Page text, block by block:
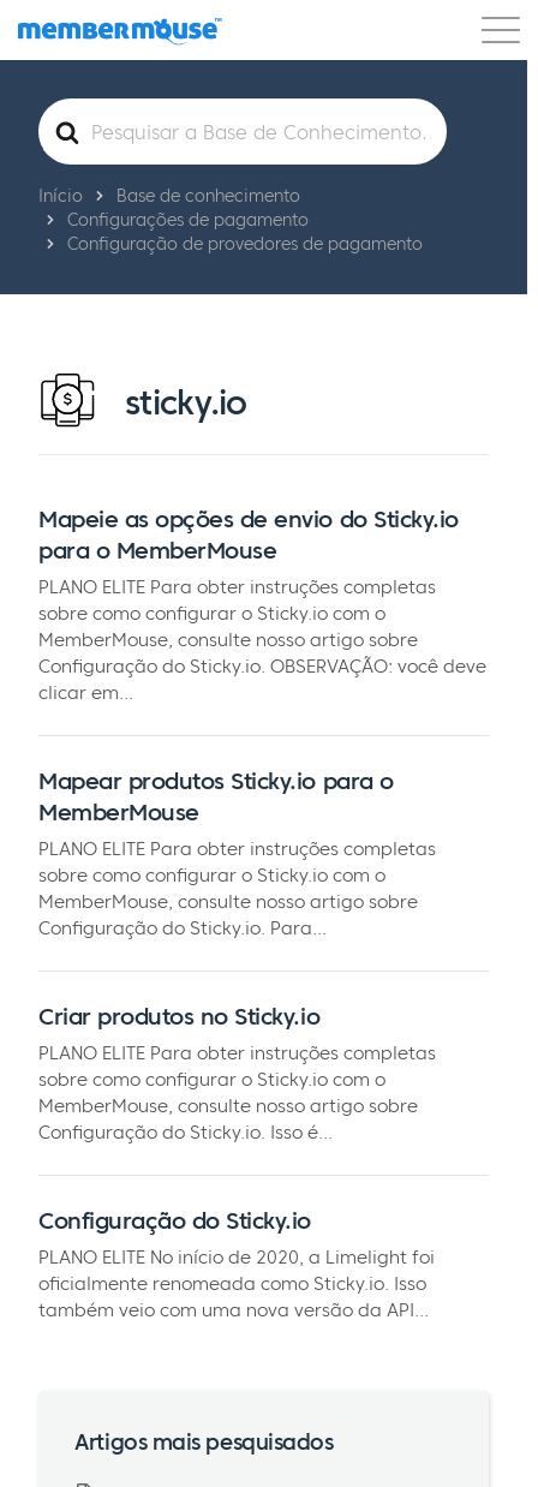
Recursos Clientes Preços
Começar a usar
Pesquisar
por
Início
Base de conhecimento
Configurações de pagamento
Configuração de provedores de pagamento
sticky.io
Mapeie as opções de envio do Sticky.io
para o MemberMouse
PLANO ELITE Para obter instruções completas
sobre como configurar o Sticky.io com o
MemberMouse, consulte nosso artigo sobre
Configuração do Sticky.io. OBSERVAÇÃO: você deve
clicar em...
Mapear produtos Sticky.io para o
MemberMouse
PLANO ELITE Para obter instruções completas
sobre como configurar o Sticky.io com o
MemberMouse, consulte nosso artigo sobre
Configuração do Sticky.io. Para...
Criar produtos no Sticky.io
PLANO ELITE Para obter instruções completas
sobre como configurar o Sticky.io com o
MemberMouse, consulte nosso artigo sobre
Configuração do Sticky.io. Isso é...
Configuração do Sticky.io
PLANO ELITE No início de 2020, a Limelight foi
oficialmente renomeada como Sticky.io. Isso
também veio com uma nova versão da API...
Artigos mais pesquisados